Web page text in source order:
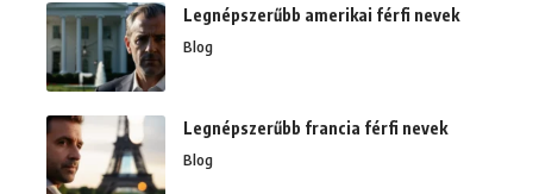
Legnépszerűbb amerikai férfi nevek
Blog
Legnépszerűbb francia férfi nevek
Blog